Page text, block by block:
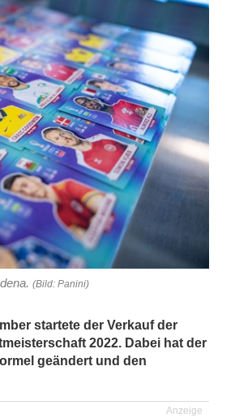
(Bild: Panini)
startete der Verkauf der
2022. Dabei hat der
geändert und den
Anzeige